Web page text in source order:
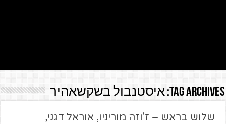
Tag Archives: איסטנבול בשקשאהיר
שלוש בראש – ז'וזה מוריניו, אוראל דגני,